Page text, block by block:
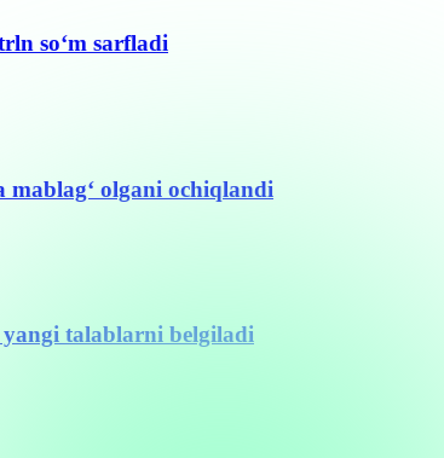
so‘m sarfladi
olgani ochiqlandi
talablarni belgiladi